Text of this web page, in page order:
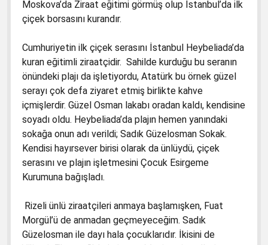
Moskova’da Ziraat eğitimi görmüş olup İstanbul’da ilk
çiçek borsasını kurandır.
Cumhuriyetin ilk çiçek serasını İstanbul Heybeliada’da
kuran eğitimli ziraatçidir. Sahilde kurduğu bu seranın
önündeki plajı da işletiyordu, Atatürk bu örnek güzel
serayı çok defa ziyaret etmiş birlikte kahve
içmişlerdir. Güzel Osman lakabı oradan kaldı, kendisine
soyadı oldu. Heybeliada’da plajın hemen yanındaki
sokağa onun adı verildi; Sadık Güzelosman Sokak.
Kendisi hayırsever birisi olarak da ünlüydü, çiçek
serasını ve plajın işletmesini Çocuk Esirgeme
Kurumuna bağışladı.
Rizeli ünlü ziraatçileri anmaya başlamışken, Fuat
Morgül’ü de anmadan geçmeyeceğim. Sadık
Güzelosman ile dayı hala çocuklarıdır. İkisini de